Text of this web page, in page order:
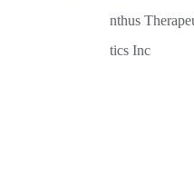
nthus
tics Inc